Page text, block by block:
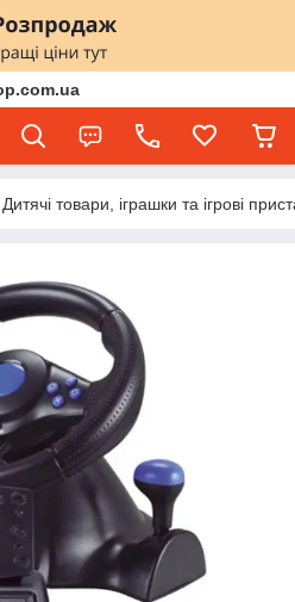
Дитячі товари, іграшки та ігрові